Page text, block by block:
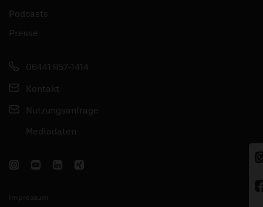
Podcasts
Presse
06441 957-1414
Kontakt
Nutzungsanfrage
Mediadaten
Impressum